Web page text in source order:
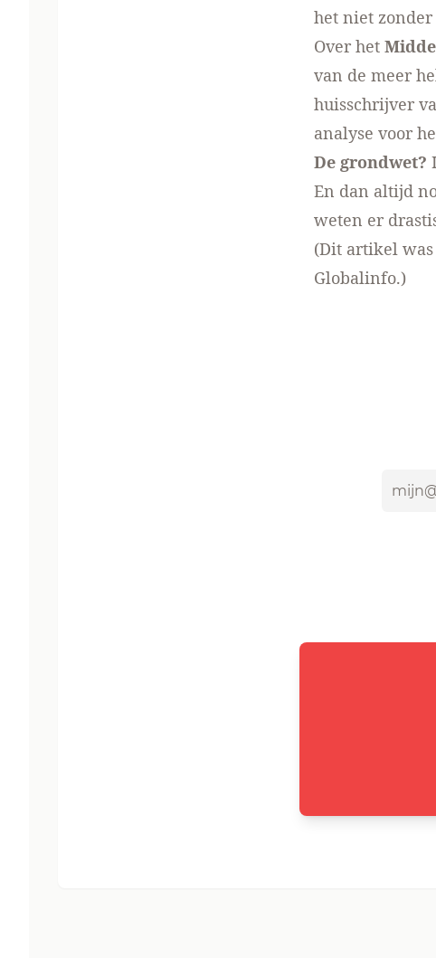
het niet
Over het
van de meer
huisschrijver
analyse voor
De grondwet?
En dan altijd
weten er
(Dit artikel
Globalinfo.)